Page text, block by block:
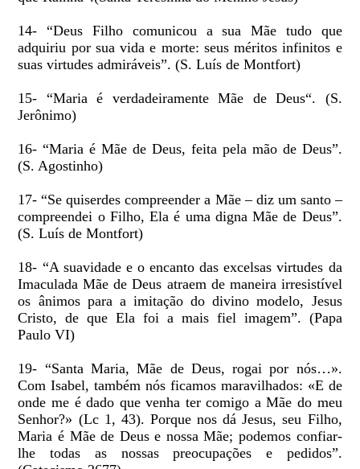
14- “Deus Filho comunicou a sua Mãe tudo que
adquiriu por sua vida e morte: seus méritos infinitos e
suas virtudes admiráveis”. (S. Luís de Montfort)
15- “Maria é verdadeiramente Mãe de Deus“. (S.
Jerônimo)
16- “Maria é Mãe de Deus, feita pela mão de Deus”.
(S. Agostinho)
17- “Se quiserdes compreender a Mãe – diz um santo –
compreendei o Filho, Ela é uma digna Mãe de Deus”.
(S. Luís de Montfort)
18- “A suavidade e o encanto das excelsas virtudes da
Imaculada Mãe de Deus atraem de maneira irresistível
os ânimos para a imitação do divino modelo, Jesus
Cristo, de que Ela foi a mais fiel imagem”. (Papa
Paulo VI)
19- “Santa Maria, Mãe de Deus, rogai por nós…».
Com Isabel, também nós ficamos maravilhados: «E de
onde me é dado que venha ter comigo a Mãe do meu
Senhor?» (Lc 1, 43). Porque nos dá Jesus, seu Filho,
Maria é Mãe de Deus e nossa Mãe; podemos confiar-
lhe todas as nossas preocupações e pedidos”.